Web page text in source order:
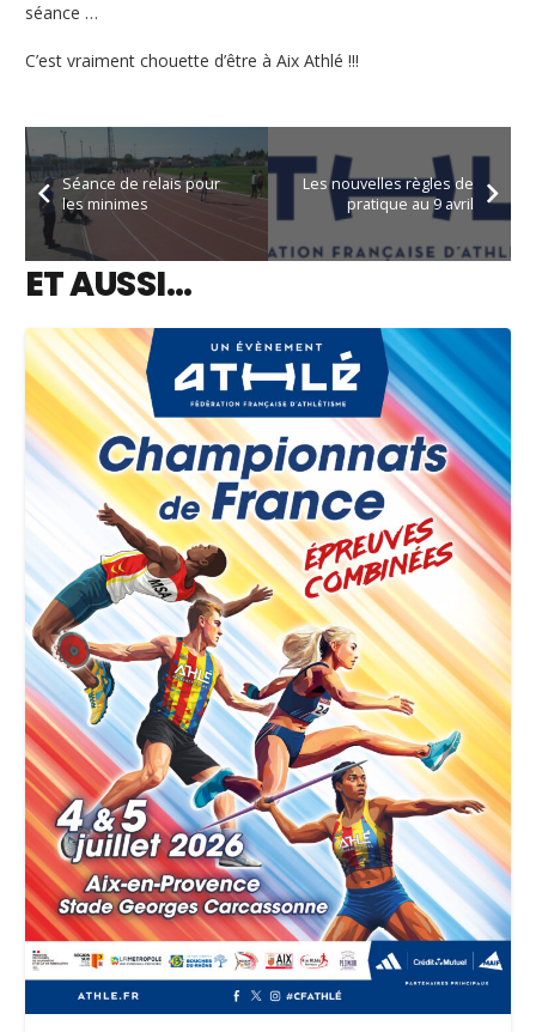
séance …
C’est vraiment chouette d’être à Aix Athlé !!!
Séance de relais pour
les minimes
Les nouvelles règles de
pratique au 9 avril
ET AUSSI…